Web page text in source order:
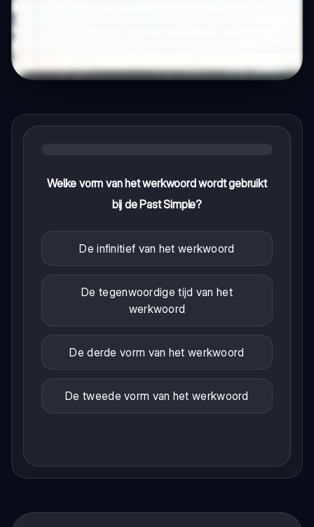
Welke vorm van het werkwoord wordt gebruikt
bij de Past Simple?
De infinitief van het werkwoord
De tegenwoordige tijd van het
werkwoord
De derde vorm van het werkwoord
De tweede vorm van het werkwoord